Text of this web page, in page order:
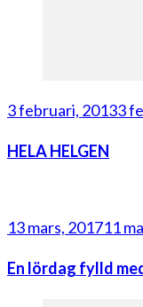
3 februari, 20133
HELA HELGEN
13 mars, 201711
En lördag fylld